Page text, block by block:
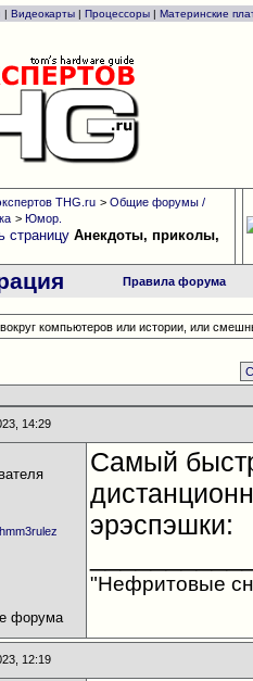
| Видеокарты | Процессоры | Материнские
THG.ru > Общие форумы /
> Юмор.
Анекдоты, приколы,
Правила форума
компьютеров или истории, или
14:29
Самый
эрэспэшки:
"Нефритовые
12:19